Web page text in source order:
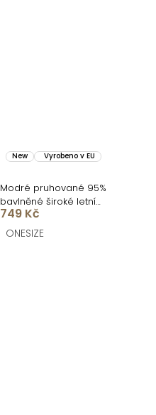
New Vyrobeno v EU
Modré pruhované 95%
bavlněné široké letní
kalhoty KYTAVA
749 Kč
ONESIZE